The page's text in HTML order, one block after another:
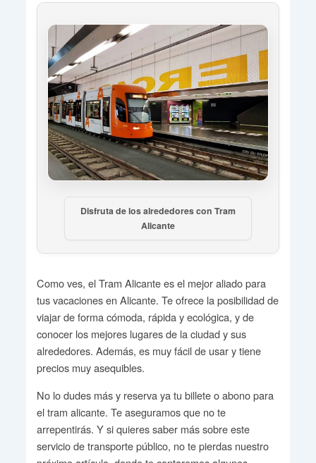
Disfruta de los alrededores con Tram
Alicante
Como ves, el Tram Alicante es el mejor aliado para
tus vacaciones en Alicante. Te ofrece la posibilidad de
viajar de forma cómoda, rápida y ecológica, y de
conocer los mejores lugares de la ciudad y sus
alrededores. Además, es muy fácil de usar y tiene
precios muy asequibles.
No lo dudes más y reserva ya tu billete o abono para
el tram alicante. Te aseguramos que no te
arrepentirás. Y si quieres saber más sobre este
servicio de transporte público, no te pierdas nuestro